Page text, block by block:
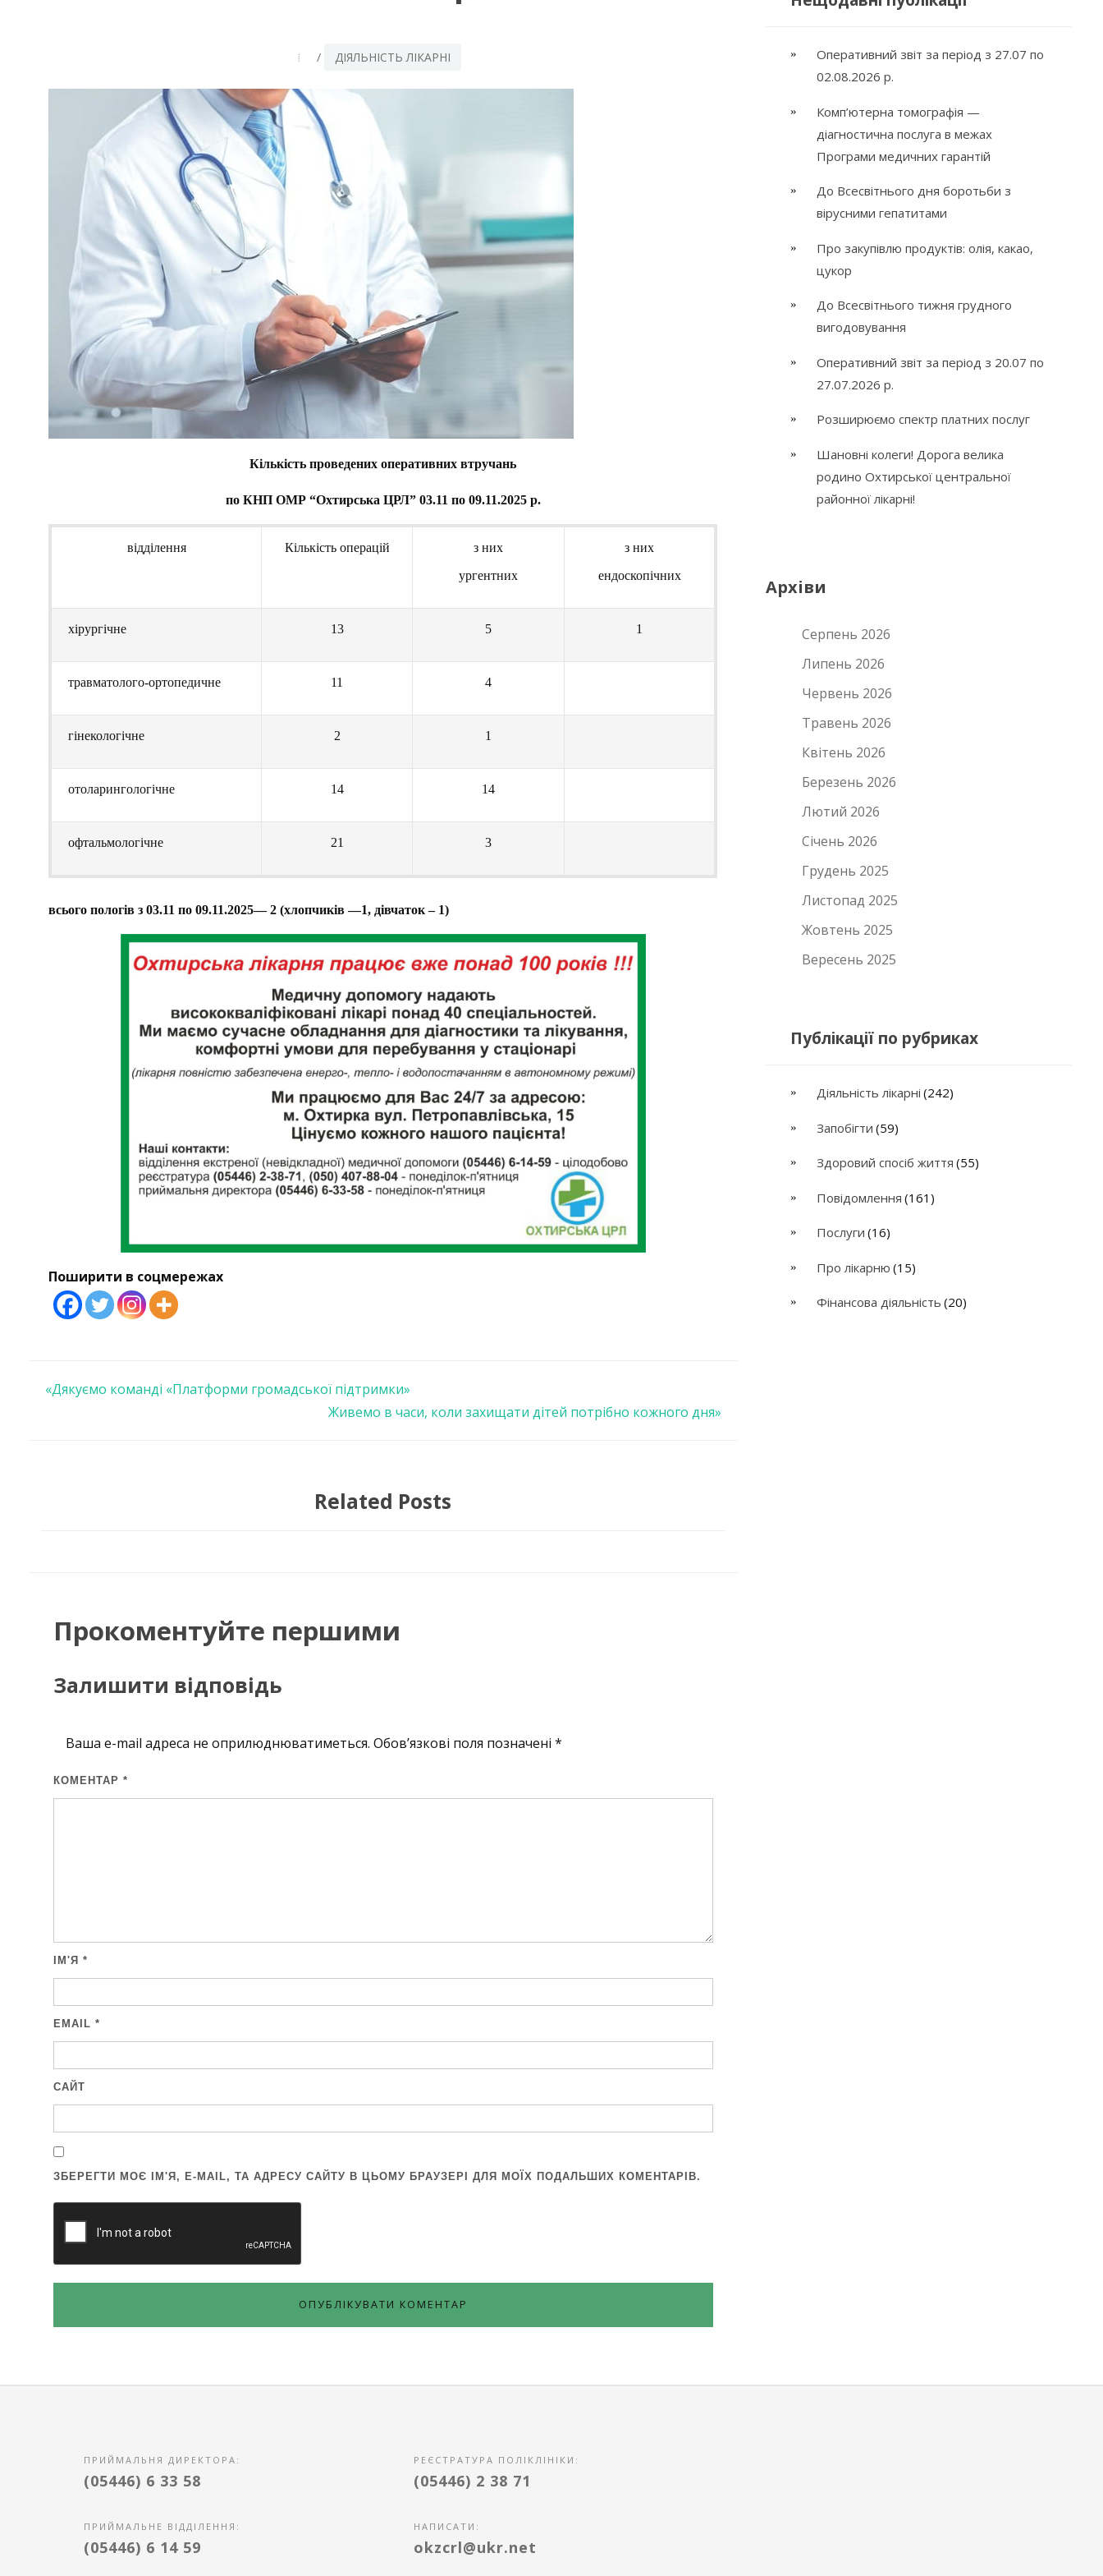
/ ДІЯЛЬНІСТЬ ЛІКАРНІ
Кількість проведених оперативних втручань
по КНП ОМР “Охтирська ЦРЛ” 03.11 по 09.11.2025 р.
відділення Кількість операцій
з них
ургентних
з них
ендоскопічних
хірургічне 13 5 1
травматолого-ортопедичне 11 4
гінекологічне 2 1
отоларингологічне 14 14
офтальмологічне 21 3
всього пологів з 03.11 по 09.11.2025— 2 (хлопчиків —1, дівчаток – 1)
Поширити в соцмережах
Навігація
«Дякуємо команді «Платформи громадської підтримки»
Живемо в часи, коли захищати дітей потрібно кожного дня»
Related Posts
Прокоментуйте першими
Залишити відповідь
Ваша e-mail адреса не оприлюднюватиметься. Обов’язкові поля позначені *
КОМЕНТАР *
ІМ'Я *
EMAIL *
САЙТ
ЗБЕРЕГТИ МОЄ ІМ'Я, E-MAIL, ТА АДРЕСУ САЙТУ В ЦЬОМУ БРАУЗЕРІ ДЛЯ МОЇХ ПОДАЛЬШИХ КОМЕНТАРІВ.
Оперативний звіт за період з 27.07 по
02.08.2026 р.
Комп’ютерна томографія —
діагностична послуга в межах
Програми медичних гарантій
До Всесвітнього дня боротьби з
вірусними гепатитами
Про закупівлю продуктів: олія, какао,
цукор
До Всесвітнього тижня грудного
вигодовування
Оперативний звіт за період з 20.07 по
27.07.2026 р.
Розширюємо спектр платних послуг
Шановні колеги! Дорога велика
родино Охтирської центральної
районної лікарні!
Архіви
Серпень 2026
Липень 2026
Червень 2026
Травень 2026
Квітень 2026
Березень 2026
Лютий 2026
Січень 2026
Грудень 2025
Листопад 2025
Жовтень 2025
Вересень 2025
Публікації по рубриках
Діяльність лікарні (242)
Запобігти (59)
Здоровий спосіб життя (55)
Повідомлення (161)
Послуги (16)
Про лікарню (15)
Фінансова діяльність (20)
ПРИЙМАЛЬНЯ ДИРЕКТОРА:
(05446) 6 33 58
ПРИЙМАЛЬНЕ ВІДДІЛЕННЯ:
(05446) 6 14 59
РЕЄСТРАТУРА ПОЛІКЛІНІКИ:
(05446) 2 38 71
НАПИСАТИ:
okzcrl@ukr.net